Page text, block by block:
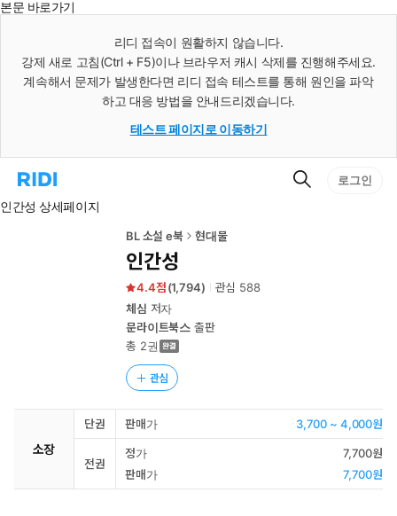
본문 바로가기
리디 접속이 원활하지 않습니다.
강제 새로 고침(Ctrl + F5)이나 브라우저 캐시 삭제를 진행해주세요.
계속해서 문제가 발생한다면 리디 접속 테스트를 통해 원인을 파악
하고 대응 방법을 안내드리겠습니다.
테스트 페이지로 이동하기
리
홈
검
로그인
인간성 상세페이지
BL 소설 e북 현대물
인간성
4.4 (1,794) 관심 588
체심 저자
문라이트북스 출판
총 2권
관심
소장
단권 판매가 3,700 ~ 4,000원
전권
정가
7,700원
판매가
7,700원